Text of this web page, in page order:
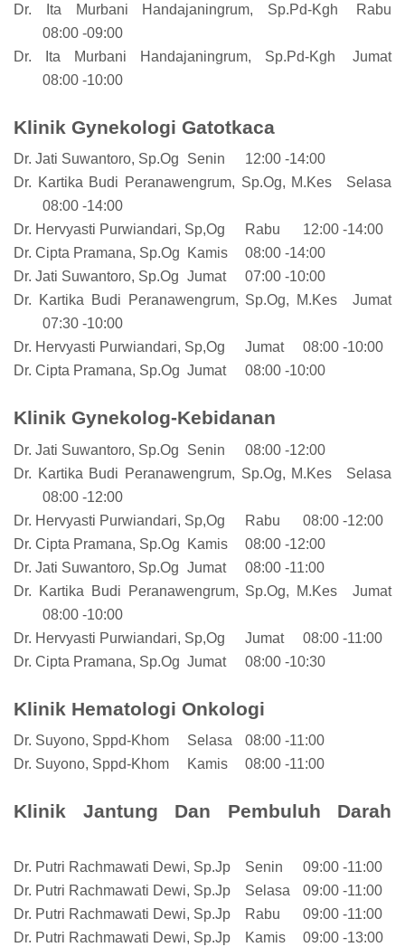
Dr. Ita Murbani Handajaningrum, Sp.Pd-Kgh
Rabu
08:00 -09:00
Dr. Ita Murbani Handajaningrum, Sp.Pd-Kgh
Jumat
08:00 -10:00
Klinik Gynekologi Gatotkaca
Dr. Jati Suwantoro, Sp.Og Senin
12:00 -14:00
Dr. Kartika Budi Peranawengrum, Sp.Og, M.Kes
Selasa
08:00 -14:00
Dr. Hervyasti Purwiandari, Sp,Og
Rabu
12:00 -14:00
Dr. Cipta Pramana, Sp.Og
Kamis
08:00 -14:00
Dr. Jati Suwantoro, Sp.Og Jumat
07:00 -10:00
Dr. Kartika Budi Peranawengrum, Sp.Og, M.Kes
Jumat
07:30 -10:00
Dr. Hervyasti Purwiandari, Sp,Og
Jumat
08:00 -10:00
Dr. Cipta Pramana, Sp.Og Jumat 08:00 -10:00
Klinik Gynekolog-Kebidanan
Dr. Jati Suwantoro, Sp.Og Senin
08:00 -12:00
Dr. Kartika Budi Peranawengrum, Sp.Og, M.Kes
Selasa
08:00 -12:00
Dr. Hervyasti Purwiandari, Sp,Og
Rabu
08:00 -12:00
Dr. Cipta Pramana, Sp.Og
Kamis
08:00 -12:00
Dr. Jati Suwantoro, Sp.Og Jumat
08:00 -11:00
Dr. Kartika Budi Peranawengrum, Sp.Og, M.Kes
Jumat
08:00 -10:00
Dr. Hervyasti Purwiandari, Sp,Og
Jumat
08:00 -11:00
Dr. Cipta Pramana, Sp.Og Jumat 08:00 -10:30
Klinik Hematologi Onkologi
Dr. Suyono, Sppd-Khom Selasa
08:00 -11:00
Dr. Suyono, Sppd-Khom
Kamis 08:00 -11:00
Klinik Jantung Dan Pembuluh Darah
Dr. Putri Rachmawati Dewi, Sp.Jp Senin
09:00 -11:00
Dr. Putri Rachmawati Dewi, Sp.Jp
Selasa
09:00 -11:00
Dr. Putri Rachmawati Dewi, Sp.Jp
Rabu
09:00 -11:00
Dr. Putri Rachmawati Dewi, Sp.Jp
Kamis
09:00 -13:00